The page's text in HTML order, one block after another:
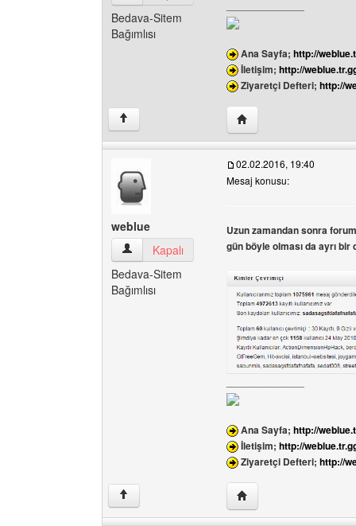
Bedava-Sitem
Bağımlısı
Ana Sayfa; http://
İletişim; http://
Ziyaretçi Defteri; http://
↑ Yazarın web sitesini
weblue
weblue Kullanıcının profilini görüntüle
Kapalı
Bedava-Sitem
Bağımlısı
02.02.2016, 19:40
Mesaj konusu:
Uzun zamandan sonra
gün böyle olması da ayrı bir
Ana Sayfa; http://
İletişim; http://
Ziyaretçi Defteri; http://
↑ Yazarın web sitesini